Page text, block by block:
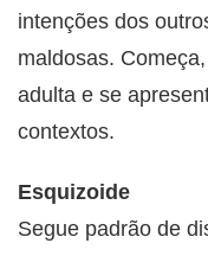
intenções dos
maldosas.
adulta e se
contextos.
Esquizoide
Segue padrão de